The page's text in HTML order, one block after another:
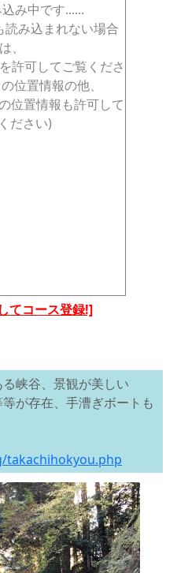
み中です......
読み込まれない場合
は、
許可してご覧くださ
位置情報の他、
位置情報も許可して
ださい)
てコース登録!]
峡谷、景観が美しい
が存在、手漕ぎボートも
takachihokyou.php